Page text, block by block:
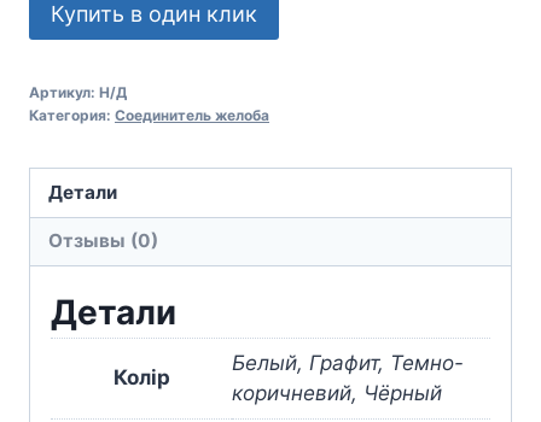
Купить в один клик
Артикул: Н/Д
Категория: Соединитель желоба
Детали
Отзывы (0)
Детали
Колір
Белый, Графит, Темно-
коричневий, Чёрный